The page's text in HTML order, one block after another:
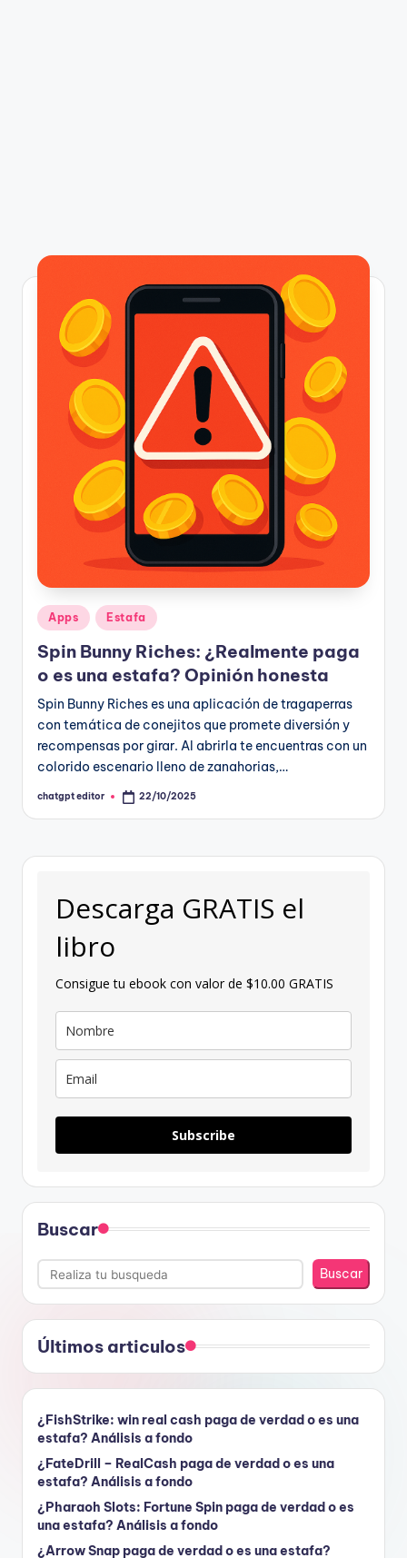
Publicado
en
Apps Estafa
Spin Bunny Riches: ¿Realmente paga
o es una estafa? Opinión honesta
Spin Bunny Riches es una aplicación de tragaperras
con temática de conejitos que promete diversión y
recompensas por girar. Al abrirla te encuentras con un
colorido escenario lleno de zanahorias,…
Publicado
chatgpt editor 22/10/2025
Descarga GRATIS el
libro
Consigue tu ebook con valor de $10.00 GRATIS
Subscribe
Buscar
Buscar
Últimos articulos
¿FishStrike: win real cash paga de verdad o es una
estafa? Análisis a fondo
¿FateDrill – RealCash paga de verdad o es una
estafa? Análisis a fondo
¿Pharaoh Slots: Fortune Spin paga de verdad o es
una estafa? Análisis a fondo
¿Arrow Snap paga de verdad o es una estafa?